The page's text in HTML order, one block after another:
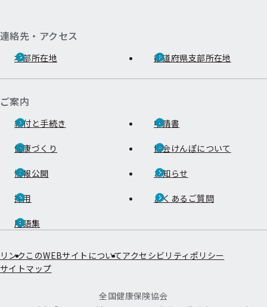
連絡先・アクセス
本部所在地 都道府県支部所在地
ご案内
給付と手続き 申請書
健康づくり 協会けんぽについて
情報公開 お知らせ
採用 よくあるご質問
用語集
リンク このWEBサイトについてアクセシビリティポリシー
サイトマップ
全国健康保険協会